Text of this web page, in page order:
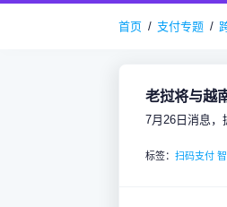
首页 支付专题
老挝将与越
7月26日消息，
标签：扫码支付